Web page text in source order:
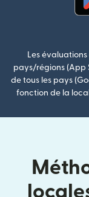
Les
pays/régions (App
de tous les pays
fonction de la